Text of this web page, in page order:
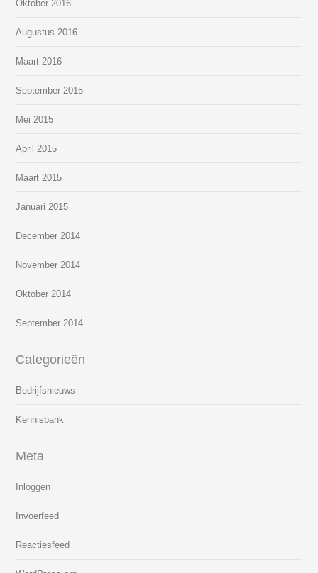
Oktober 2016
Augustus 2016
Maart 2016
September 2015
Mei 2015
April 2015
Maart 2015
Januari 2015
December 2014
November 2014
Oktober 2014
September 2014
Categorieën
Bedrijfsnieuws
Kennisbank
Meta
Inloggen
Invoerfeed
Reactiesfeed